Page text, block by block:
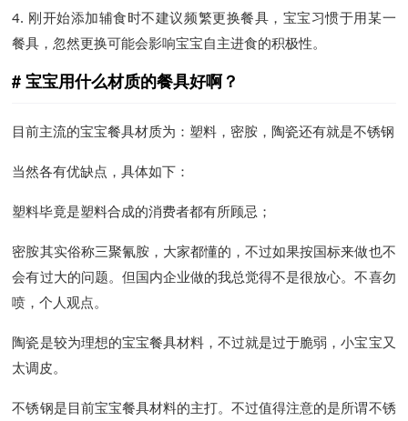
4. 刚开始添加辅食时不建议频繁更换餐具，宝宝习惯于用某一
餐具，忽然更换可能会影响宝宝自主进食的积极性。
宝宝用什么材质的餐具好啊？
目前主流的宝宝餐具材质为：塑料，密胺，陶瓷还有就是不锈钢
当然各有优缺点，具体如下：
塑料毕竟是塑料合成的消费者都有所顾忌；
密胺其实俗称三聚氰胺，大家都懂的，不过如果按国标来做也不
会有过大的问题。但国内企业做的我总觉得不是很放心。不喜勿
喷，个人观点。
陶瓷是较为理想的宝宝餐具材料，不过就是过于脆弱，小宝宝又
太调皮。
不锈钢是目前宝宝餐具材料的主打。不过值得注意的是所谓不锈